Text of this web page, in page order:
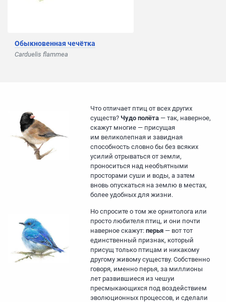
Обыкновенная чечётка
Carduelis flammea
Что отличает птиц от всех других
существ? Чудо полёта — так, наверное,
скажут многие — присущая
им великолепная и завидная
способность словно бы без всяких
усилий отрываться от земли,
проноситься над необъятными
просторами суши и воды, а затем
вновь опускаться на землю в местах,
более удобных для жизни.
Но спросите о том же орнитолога или
просто любителя птиц, и они почти
наверное скажут: перья — вот тот
единственный признак, который
присущ только птицам и никакому
другому живому существу. Собственно
говоря, именно перья, за миллионы
лет развившиеся из чешуи
пресмыкающихся под воздействием
эволюционных процессов, и сделали